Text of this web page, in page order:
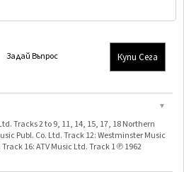
Задай Въпрос Купи Сега
▼
Tracks 2 to 9, 11, 14, 15, 17, 18 Northern
Publ. Co. Ltd. Track 12: Westminster Music
16: ATV Music Ltd. Track 1 ℗ 1962